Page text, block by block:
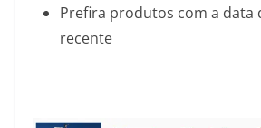
Prefira produtos com a data
recente